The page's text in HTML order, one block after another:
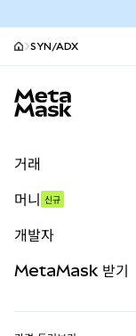
SYN/ADX
거래
무기한 선물
실물자산
머니 신규
개발자
MetaMask 받기